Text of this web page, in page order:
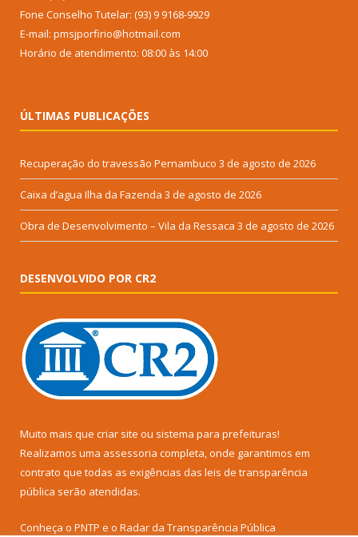
Fone Conselho Tutelar: (93) 9 9168-9929
E-mail: pmsjporfirio@hotmail.com
Horário de atendimento: 08:00 às 14:00
ÚLTIMAS PUBLICAÇÕES
Recuperação do travessão Pernambuco 3 de agosto de 2026
Caixa d’agua Ilha da Fazenda 3 de agosto de 2026
Obra de Desenvolvimento – Vila da Ressaca 3 de agosto de 2026
DESENVOLVIDO POR CR2
Muito mais que criar site ou sistema para prefeituras!
Realizamos uma assessoria completa, onde garantimos em
contrato que todas as exigências das leis de transparência
pública serão atendidas.
Conheça o PNTP e o Radar da Transparência Pública